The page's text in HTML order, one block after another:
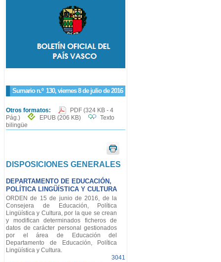
Sumario n.º 130, viernes 8 de julio de 2016
Otros formatos: PDF (324 KB - 4
Pág.)
EPUB (206 KB)
Texto
bilingüe
DISPOSICIONES GENERALES
DEPARTAMENTO DE EDUCACIÓN,
POLÍTICA LINGÜÍSTICA Y CULTURA
ORDEN de 15 de junio de 2016, de la
Consejera de Educación, Política
Lingüística y Cultura, por la que se crean
y modifican determinados ficheros de
datos de carácter personal gestionados
por el área de Educación del
Departamento de Educación, Política
Lingüística y Cultura.
3041